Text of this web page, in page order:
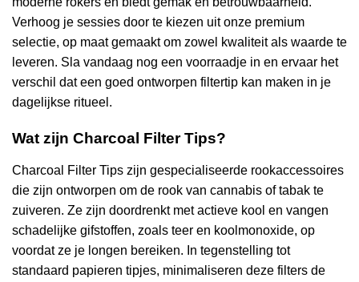
Verhoog je sessies door te kiezen uit onze premium
selectie, op maat gemaakt om zowel kwaliteit als waarde te
leveren. Sla vandaag nog een voorraadje in en ervaar het
verschil dat een goed ontworpen filtertip kan maken in je
dagelijkse ritueel.
Wat zijn Charcoal Filter Tips?
Charcoal Filter Tips zijn gespecialiseerde rookaccessoires
die zijn ontworpen om de rook van cannabis of tabak te
zuiveren. Ze zijn doordrenkt met actieve kool en vangen
schadelijke gifstoffen, zoals teer en koolmonoxide, op
voordat ze je longen bereiken. In tegenstelling tot
standaard papieren tipjes, minimaliseren deze filters de